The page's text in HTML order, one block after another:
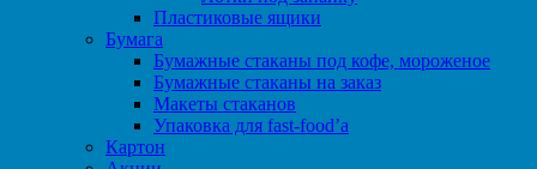
Пластиковые ящики
Бумага
Бумажные стаканы под кофе, мороженое
Бумажные стаканы на заказ
Макеты стаканов
Упаковка для fast-food’а
Картон